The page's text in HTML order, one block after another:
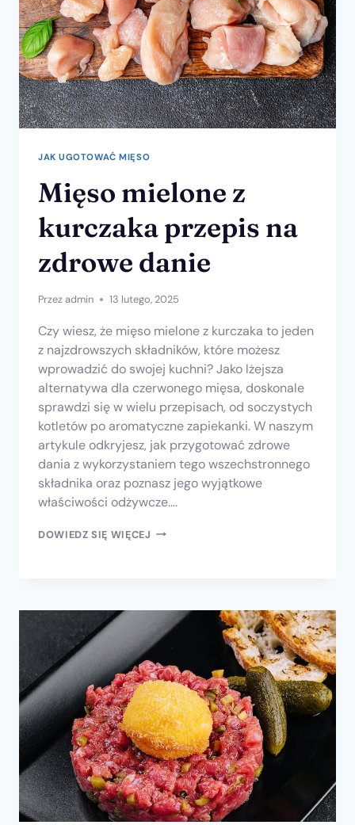
JAK UGOTOWAĆ MIĘSO
Mięso mielone z
kurczaka przepis na
zdrowe danie
Przezadmin 13 lutego, 2025
Czy wiesz, że mięso mielone z kurczaka to jeden
z najzdrowszych składników, które możesz
wprowadzić do swojej kuchni? Jako lżejsza
alternatywa dla czerwonego mięsa, doskonale
sprawdzi się w wielu przepisach, od soczystych
kotletów po aromatyczne zapiekanki. W naszym
artykule odkryjesz, jak przygotować zdrowe
dania z wykorzystaniem tego wszechstronnego
składnika oraz poznasz jego wyjątkowe
właściwości odżywcze….
DOWIEDZ SIĘ WIĘCEJ